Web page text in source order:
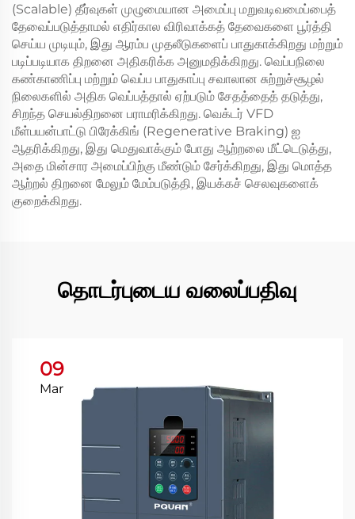
(Scalable) தீர்வுகள் முழுமையான அமைப்பு மறுவடிவமைப்பைத்
தேவைப்படுத்தாமல் எதிர்கால விரிவாக்கத் தேவைகளை பூர்த்தி
செய்ய முடியும், இது ஆரம்ப முதலீடுகளைப் பாதுகாக்கிறது மற்றும்
படிப்படியாக திறனை அதிகரிக்க அனுமதிக்கிறது. வெப்பநிலை
கண்காணிப்பு மற்றும் வெப்ப பாதுகாப்பு சவாலான சுற்றுச்சூழல்
நிலைகளில் அதிக வெப்பத்தால் ஏற்படும் சேதத்தைத் தடுத்து,
சிறந்த செயல்திறனை பராமரிக்கிறது. வெக்டர் VFD
மீள்பயன்பாட்டு பிரேக்கிங் (Regenerative Braking) ஐ
ஆதரிக்கிறது, இது மெதுவாக்கும் போது ஆற்றலை மீட்டெடுத்து,
அதை மின்சார அமைப்பிற்கு மீண்டும் சேர்க்கிறது, இது மொத்த
ஆற்றல் திறனை மேலும் மேம்படுத்தி, இயக்கச் செலவுகளைக்
குறைக்கிறது.
தொடர்புடைய வலைப்பதிவு
09
Mar